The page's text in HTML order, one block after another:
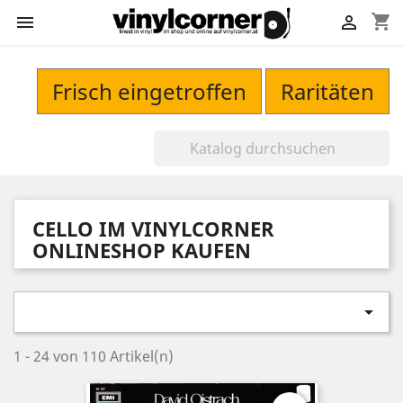
 shopping_cart

Frisch eingetroffen Raritäten
CELLO IM VINYLCORNER
ONLINESHOP KAUFEN

1 - 24 von 110 Artikel(n)